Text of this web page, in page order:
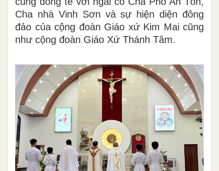
Cha nhà Vinh Sơn và sự hiện diện đông
đảo của cộng đoàn Giáo xứ Kim Mai cũng
như cộng đoàn Giáo Xứ Thánh Tâm.